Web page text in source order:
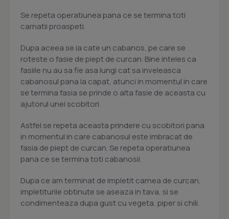
Se repeta operatiunea pana ce se termina toti
carnatii proaspeti.
Dupa aceea se ia cate un cabanos, pe care se
roteste o fasie de piept de curcan. Bine inteles ca
fasiile nu au sa fie asa lungi cat sa inveleasca
cabanosul pana la capat, atunci in momentul in care
se termina fasia se prinde o alta fasie de aceasta cu
ajutorul unei scobitori.
Astfel se repeta aceasta prindere cu scobitori pana
in momentul in care cabanosul este imbracat de
fasia de piept de curcan. Se repeta operatiunea
pana ce se termina toti cabanosii.
Dupa ce am terminat de impletit carnea de curcan,
impletiturile obtinute se aseaza in tava, si se
condimenteaza dupa gust cu vegeta, piper si chili.